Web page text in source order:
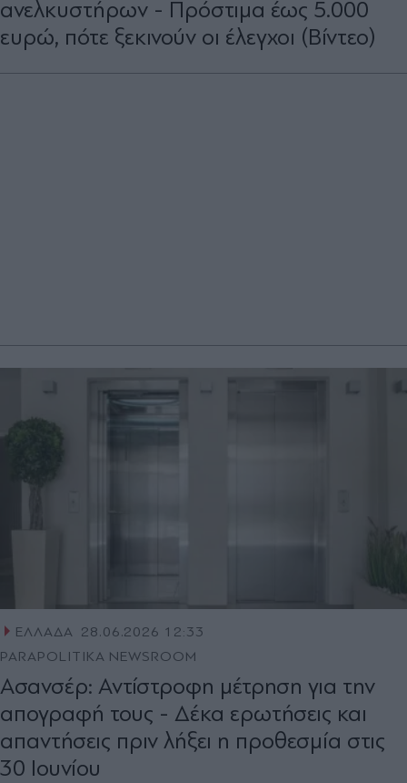
ανελκυστήρων - Πρόστιμα έως 5.000
ευρώ, πότε ξεκινούν οι έλεγχοι (Βίντεο)
ΕΛΛΑΔΑ 28.06.2026 12:33
PARAPOLITIKA NEWSROOM
Ασανσέρ: Αντίστροφη μέτρηση για την
απογραφή τους - Δέκα ερωτήσεις και
απαντήσεις πριν λήξει η προθεσμία στις
30 Ιουνίου